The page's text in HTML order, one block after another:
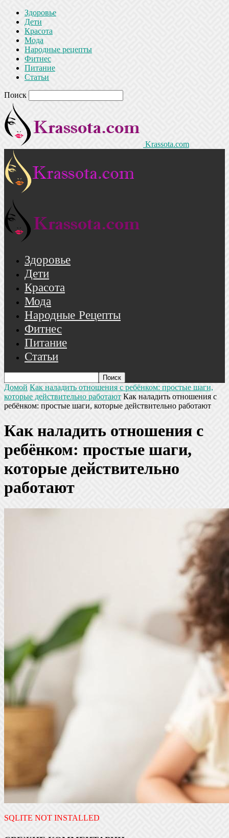
Здоровье
Дети
Красота
Мода
Народные рецепты
Фитнес
Питание
Статьи
Поиск
Krassota.com
Здоровье
Дети
Красота
Мода
Народные Рецепты
Фитнес
Питание
Статьи
Домой Как наладить отношения с ребёнком: простые шаги,
которые действительно работают Как наладить отношения с
ребёнком: простые шаги, которые действительно работают
Как наладить отношения с
ребёнком: простые шаги,
которые действительно
работают
SQLITE NOT INSTALLED